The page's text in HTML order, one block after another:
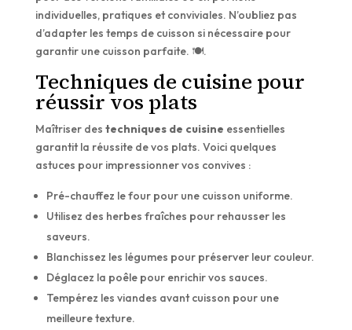
individuelles, pratiques et conviviales. N’oubliez pas
d’adapter les temps de cuisson si nécessaire pour
garantir une cuisson parfaite. 🍽️.
Techniques de cuisine pour
réussir vos plats
Maîtriser des techniques de cuisine essentielles
garantit la réussite de vos plats. Voici quelques
astuces pour impressionner vos convives :
Pré-chauffez le four pour une cuisson uniforme.
Utilisez des herbes fraîches pour rehausser les
saveurs.
Blanchissez les légumes pour préserver leur couleur.
Déglacez la poêle pour enrichir vos sauces.
Tempérez les viandes avant cuisson pour une
meilleure texture.